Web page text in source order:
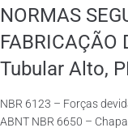
NORMAS
Tubular Alto,
NBR 6123 – Forças
ABNT NBR 6650 –